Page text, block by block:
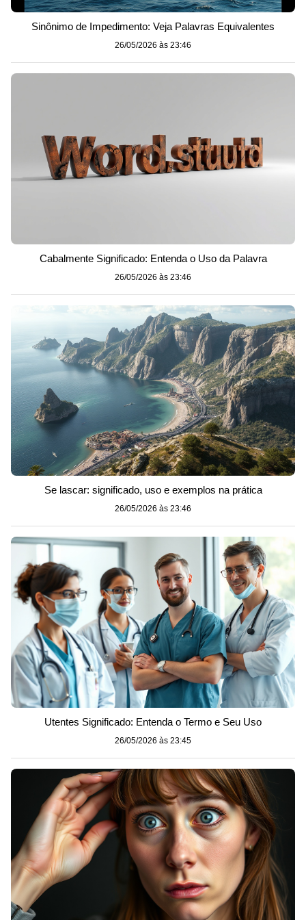
Sinônimo de Impedimento: Veja Palavras Equivalentes
26/05/2026 às 23:46
Cabalmente Significado: Entenda o Uso da Palavra
26/05/2026 às 23:46
Se lascar: significado, uso e exemplos na prática
26/05/2026 às 23:46
Utentes Significado: Entenda o Termo e Seu Uso
26/05/2026 às 23:45